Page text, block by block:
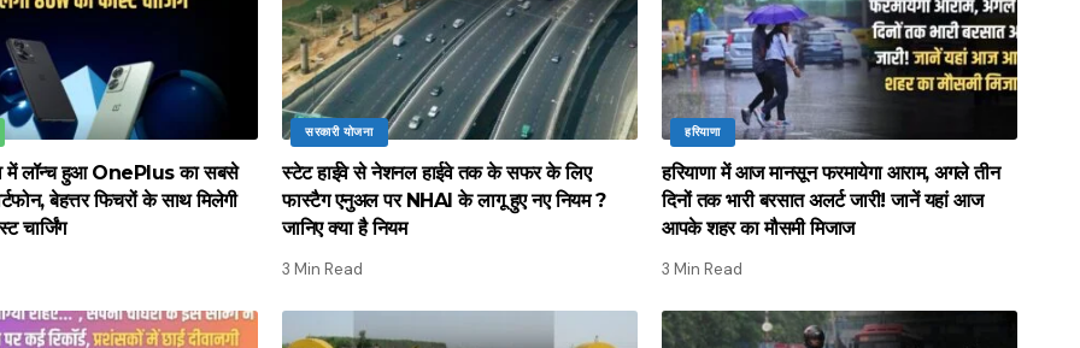
में लॉन्च हुआ OnePlus का सबसे
बेहत्तर फिचरों के साथ मिलेगी
चार्जिंग
सरकारी योजना
स्टेट हाईवे से नेशनल हाईवे तक के सफर के लिए
फास्टैग एनुअल पर NHAI के लागू हुए नए नियम ?
जानिए क्या है नियम
3 Min Read
हरियाणा
हरियाणा में आज मानसून फरमायेगा आराम, अगले तीन
दिनों तक भारी बरसात अलर्ट जारी! जानें यहां आज
आपके शहर का मौसमी मिजाज
3 Min Read